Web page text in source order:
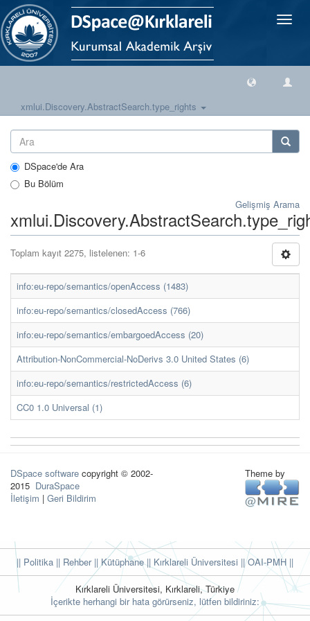
Geçiş
xmlui.Discovery.AbstractSearch.type_rights
DSpace'de Ara
Bu Bölüm
Gelişmiş Arama
Toplam kayıt 2275, listelenen: 1-6
info:eu-repo/semantics/openAccess (1483)
info:eu-repo/semantics/closedAccess (766)
info:eu-repo/semantics/embargoedAccess (20)
Attribution-NonCommercial-NoDerivs 3.0 United States (6)
info:eu-repo/semantics/restrictedAccess (6)
CC0 1.0 Universal (1)
DSpace software copyright © 2002-
2015 DuraSpace
İletişim | Geri Bildirim
Theme by
|| Politika || Rehber|| Kütüphane|| Kırklareli Üniversitesi ||OAI-PMH ||
Kırklareli Üniversitesi, Kırklareli, Türkiye
İçerikte herhangi bir hata görürseniz, lütfen bildiriniz: